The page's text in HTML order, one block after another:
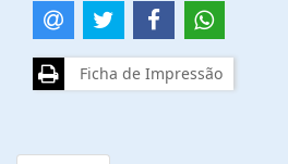
Ficha de Impressão